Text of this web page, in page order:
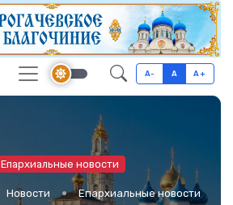
A- A A+
Епархиальные новости
Новости Епархиальные новости